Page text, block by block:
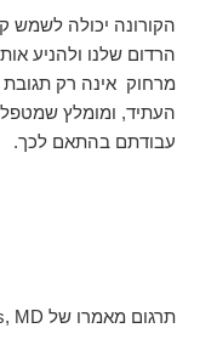
הקורונה יכולה לשמש
הרדום שלנו ולהניע
מרחוק אינה רק תגובת
העתיד, ומומלץ
עבודתם בהתאם לכך.
תרגום מאמרו של Allen Frances, MD,